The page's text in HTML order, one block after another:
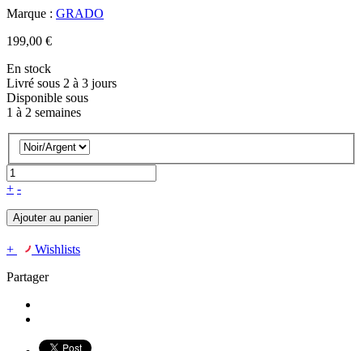
Marque : GRADO
199,00 €
En stock
Livré sous 2 à 3 jours
Disponible sous
1 à 2 semaines
+ -
Ajouter au panier
+
Wishlists
Partager